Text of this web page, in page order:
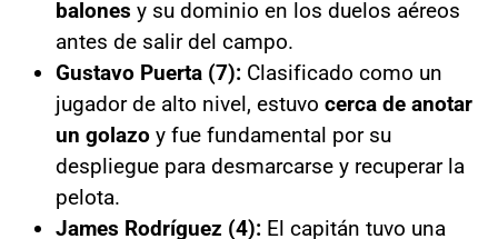
balones y su dominio en los duelos aéreos
antes de salir del campo.
Gustavo Puerta (7): Clasificado como un
jugador de alto nivel, estuvo cerca de anotar
un golazo y fue fundamental por su
despliegue para desmarcarse y recuperar la
pelota.
James Rodríguez (4): El capitán tuvo una